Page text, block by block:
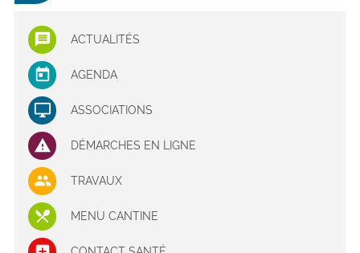
ACTUALITÉS
AGENDA
ASSOCIATIONS
DÉMARCHES EN LIGNE
TRAVAUX
MENU CANTINE